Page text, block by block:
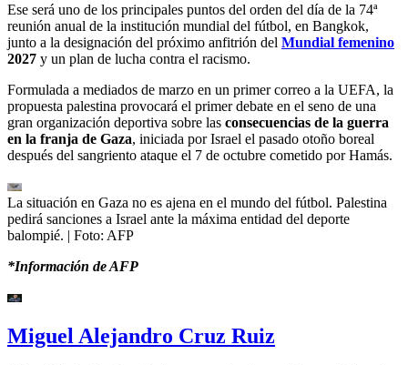
Ese será uno de los principales puntos del orden del día de la 74ª
reunión anual de la institución mundial del fútbol, en Bangkok,
junto a la designación del próximo anfitrión del Mundial femenino
2027 y un plan de lucha contra el racismo.
Formulada a mediados de marzo en un primer correo a la UEFA, la
propuesta palestina provocará el primer debate en el seno de una
gran organización deportiva sobre las consecuencias de la guerra
en la franja de Gaza, iniciada por Israel el pasado otoño boreal
después del sangriento ataque el 7 de octubre cometido por Hamás.
La situación en Gaza no es ajena en el mundo del fútbol. Palestina
pedirá sanciones a Israel ante la máxima entidad del deporte
balompié. | Foto: AFP
*Información de AFP
Miguel Alejandro Cruz Ruiz